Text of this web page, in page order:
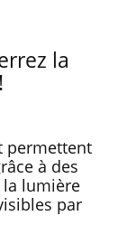
la
permettent
à des
lumière
par